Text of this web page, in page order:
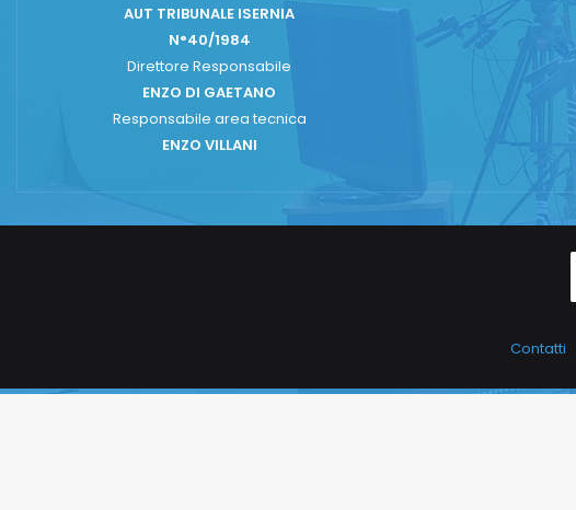
AUT TRIBUNALE ISERNIA
N°40/1984
Direttore Responsabile
ENZO DI GAETANO
Responsabile area tecnica
ENZO VILLANI
Contatti